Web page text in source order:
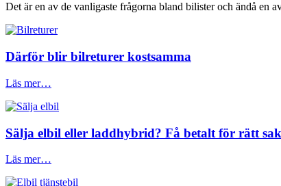
Det är en av de vanligaste frågorna bland bilister och ändå en
Därför blir bilreturer kostsamma
Läs mer…
Sälja elbil eller laddhybrid? Få betalt för rätt
Läs mer…